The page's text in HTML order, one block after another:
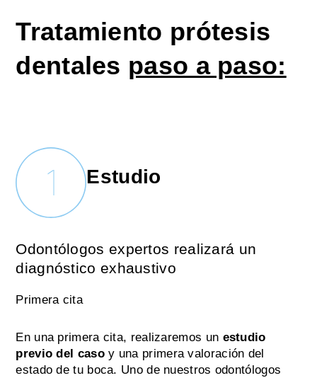
Tratamiento prótesis
dentales paso a paso:
Estudio
Odontólogos expertos realizará un
diagnóstico exhaustivo
Primera cita
En una primera cita, realizaremos un estudio
previo del casoy una primera valoración del
estado de tu boca. Uno de nuestros odontólogos